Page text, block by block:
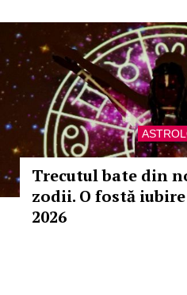
Trecutul bate din
zodii. O fostă
2026